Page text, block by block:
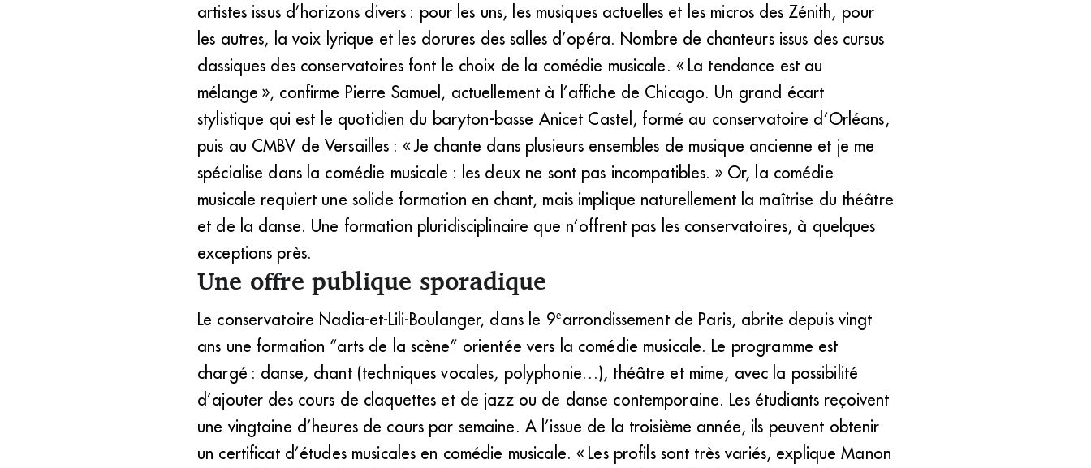
artistes issus d’horizons divers : pour les uns, les musiques actuelles et les micros des Zénith, pour
les autres, la voix lyrique et les dorures des salles d’opéra. Nombre de chanteurs issus des cursus
classiques des conservatoires font le choix de la comédie musicale. « La tendance est au
mélange », confirme Pierre Samuel, actuellement à l’affiche de Chicago. Un grand écart
stylistique qui est le quotidien du baryton-basse Anicet Castel, formé au conservatoire d’Orléans,
puis au CMBV de Versailles : « Je chante dans plusieurs ensembles de musique ancienne et je me
spécialise dans la comédie musicale : les deux ne sont pas incompatibles. » Or, la comédie
musicale requiert une solide formation en chant, mais implique naturellement la maîtrise du théâtre
et de la danse. Une formation pluridisciplinaire que n’offrent pas les conservatoires, à quelques
exceptions près.
Une offre publique sporadique
Le conservatoire Nadia-et-Lili-Boulanger, dans le 9earrondissement de Paris, abrite depuis vingt
ans une formation “arts de la scène” orientée vers la comédie musicale. Le programme est
chargé : danse, chant (techniques vocales, polyphonie…), théâtre et mime, avec la possibilité
d’ajouter des cours de claquettes et de jazz ou de danse contemporaine. Les étudiants reçoivent
une vingtaine d’heures de cours par semaine. A l’issue de la troisième année, ils peuvent obtenir
un certificat d’études musicales en comédie musicale. « Les profils sont très variés, explique Manon